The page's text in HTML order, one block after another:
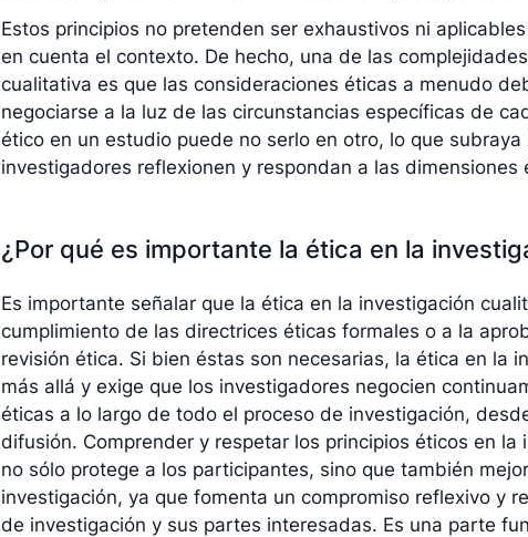
Estos principios no pretenden ser exhaustivos ni
en cuenta el contexto. De hecho, una de las
cualitativa es que las consideraciones éticas a menudo
negociarse a la luz de las circunstancias específicas de
ético en un estudio puede no serlo en otro, lo que
investigadores reflexionen y respondan a las dimensiones
¿Por qué es importante la ética en la
Es importante señalar que la ética en la investigación
cumplimiento de las directrices éticas formales o a la
revisión ética. Si bien éstas son necesarias, la ética en la
más allá y exige que los investigadores negocien
éticas a lo largo de todo el proceso de investigación,
difusión. Comprender y respetar los principios éticos en la
no sólo protege a los participantes, sino que también
investigación, ya que fomenta un compromiso reflexivo y
de investigación y sus partes interesadas. Es una parte